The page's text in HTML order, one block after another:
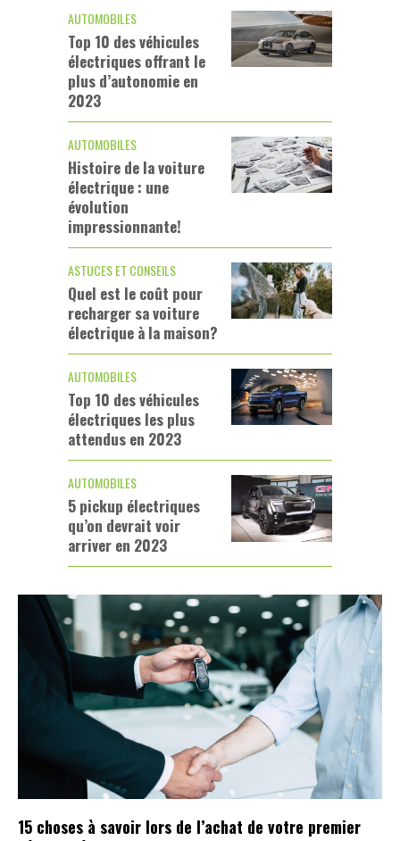
AUTOMOBILES
Top 10 des véhicules
électriques offrant le
plus d’autonomie en
2023
AUTOMOBILES
Histoire de la voiture
électrique : une
évolution
impressionnante!
ASTUCES ET CONSEILS
Quel est le coût pour
recharger sa voiture
électrique à la maison?
AUTOMOBILES
Top 10 des véhicules
électriques les plus
attendus en 2023
AUTOMOBILES
5 pickup électriques
qu’on devrait voir
arriver en 2023
15 choses à savoir lors de l’achat de votre premier